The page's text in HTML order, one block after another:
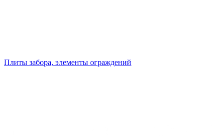
Плиты забора, элементы ограждений